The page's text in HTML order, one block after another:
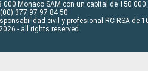
Monaco SAM con un capital de 150 000
377 97 97 84 50
civil y profesional RC RSA de
- all rights reserved